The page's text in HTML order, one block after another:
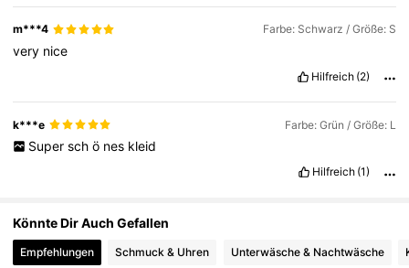
m***4 Farbe: Schwarz / Größe: S
very nice
Hilfreich (2)
k***e Farbe: Grün / Größe: L
Super sch ö nes kleid
Hilfreich (1)
Könnte Dir Auch Gefallen
Empfehlungen Schmuck & Uhren Unterwäsche & Nachtwäsche